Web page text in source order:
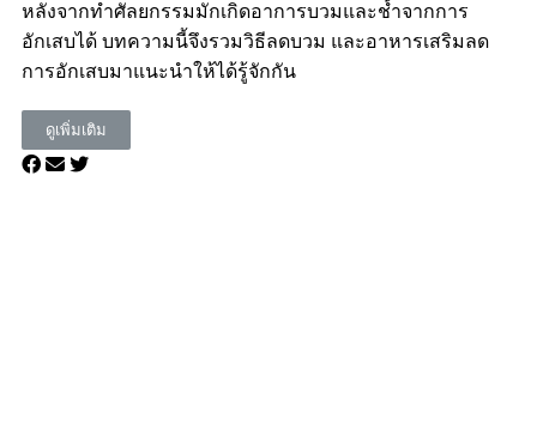
หลังจากทำศัลยกรรมมักเกิดอาการบวมและช้ำจากการ
อักเสบได้ บทความนี้จึงรวมวิธีลดบวม และอาหารเสริมลด
การอักเสบมาแนะนำให้ได้รู้จักกัน
ดูเพิ่มเติม